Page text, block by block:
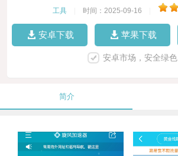
工具 时间：2025-09-16
安卓下载 苹果下载
安卓市场，安全绿色
简介